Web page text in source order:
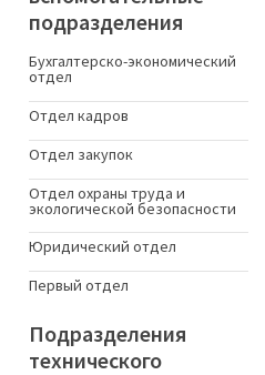
подразделения
Бухгалтерско-экономический
отдел
Отдел кадров
Отдел закупок
Отдел охраны труда и
экологической безопасности
Юридический отдел
Первый отдел
Подразделения
технического